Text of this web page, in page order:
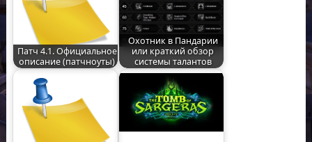
Патч 4.1. Официальное
описание (патчноуты)
Охотник в Пандарии
или краткий обзор
системы талантов